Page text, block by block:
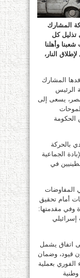
المشارك
تذليل كل
وأهلنا
النار،
المشارك
الرئيس
مصر، يسعى إلى
الحكومة
بالحركة
الجماعية
في
المفاوضات
أمام تحقيق
وفي مقدمتها:
إسرائيلي
اتفاق يشمل
قيود، وضمان
الفوري بعملية